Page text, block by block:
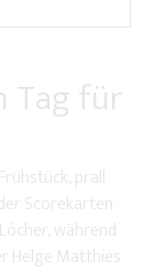
Tag für
prall
Scorekarten.
während
Helge Matthies